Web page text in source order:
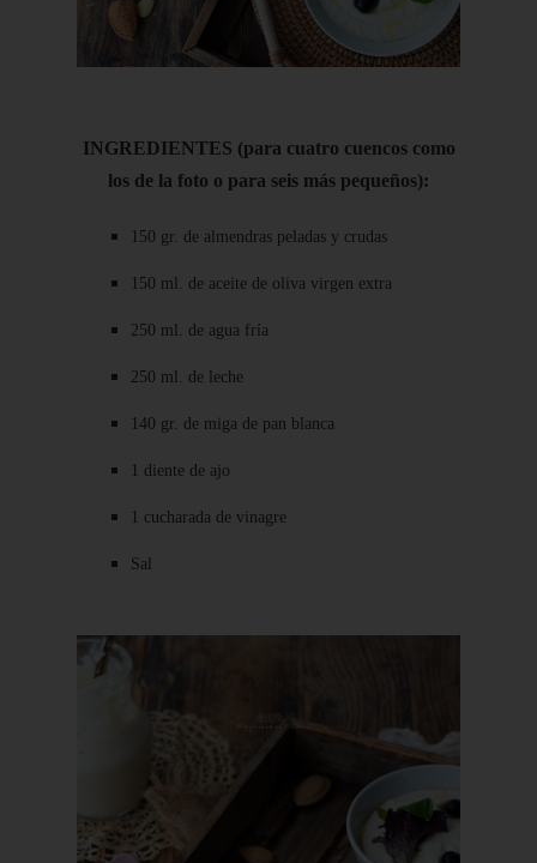
INGREDIENTES (para cuatro cuencos como
los de la foto o para seis más pequeños):
150 gr. de almendras peladas y crudas
150 ml. de aceite de oliva virgen extra
250 ml. de agua fría
250 ml. de leche
140 gr. de miga de pan blanca
1 diente de ajo
1 cucharada de vinagre
Sal